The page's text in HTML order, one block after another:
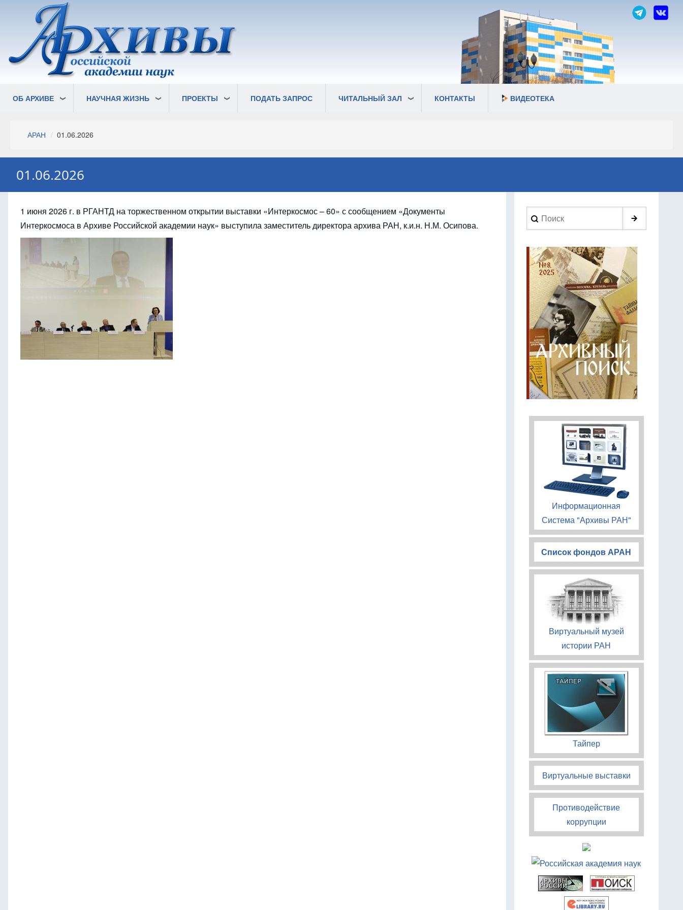
основному
содержанию
ОБ АРХИВЕ НАУЧНАЯ ЖИЗНЬ ПРОЕКТЫ ПОДАТЬ ЗАПРОС ЧИТАЛЬНЫЙ ЗАЛ КОНТАКТЫ ВИДЕОТЕКА
Строка
АРАН 01.06.2026
01.06.2026
1 июня 2026 г. в РГАНТД на торжественном открытии выставки «Интеркосмос – 60» с сообщением «Документы
Интеркосмоса в Архиве Российской академии наук» выступила заместитель директора архива РАН, к.и.н. Н.М. Осипова.
Search
Информационная
Система "Архивы РАН"
Список фондов АРАН
Виртуальный музей
истории РАН
Тайпер
Виртуальные выставки
Противодействие
коррупции